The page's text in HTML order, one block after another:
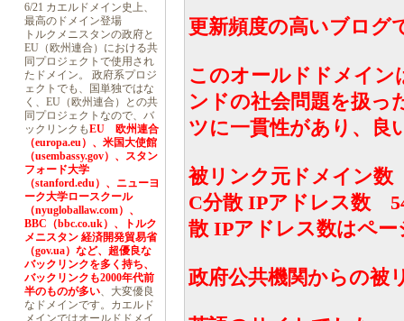
6/21 カエルドメイン史上、
最高のドメイン登場
トルクメニスタンの政府と
EU（欧州連合）における共
同プロジェクトで使用され
たドメイン。 政府系プロジ
ェクトでも、国単独ではな
く、EU（欧州連合）との共
同プロジェクトなので、バ
ックリンクもEU 欧州連合
（europa.eu）、米国大使館
（usembassy.gov）、スタン
フォード大学
（stanford.edu）、ニューヨ
ーク大学ロースクール
（nyugloballaw.com）、
BBC（bbc.co.uk）、トルク
メニスタン 経済開発貿易省
（gov.ua）など、超優良な
バックリンクを多く持ち、
バックリンクも2000年代前
半のものが多い、大変優良
なドメインです。カエルド
更新頻度の高いブログ
このオールドドメイン
ンドの社会問題を扱っ
ツに一貫性があり、良
被リンク元ドメイン
C分散 IPアドレス数
散 IPアドレス数はペ
政府公共機関からの被